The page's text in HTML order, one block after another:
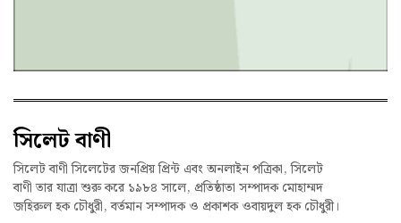
সিলেট বাণী
সিলেট বাণী সিলেটের জনপ্রিয় প্রিন্ট এবং অনলাইন পত্রিকা, সিলেট
বাণী তার যাত্রা শুরু করে ১৯৮৪ সালে, প্রতিষ্ঠাতা সম্পাদক মোহাম্মদ
জহিরুল হক চৌধুরী, বর্তমান সম্পাদক ও প্রকাশক ওবায়দুল হক চৌধুরী।